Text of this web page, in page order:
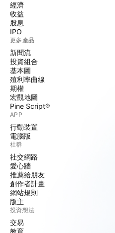
經濟
收益
股息
IPO
更多產品
新聞流
投資組合
基本圖
殖利率曲線
期權
宏觀地圖
Pine Script®
APP
行動裝置
電腦版
社群
社交網路
愛心牆
推薦給朋友
創作者計畫
網站規則
版主
投資想法
交易
教育